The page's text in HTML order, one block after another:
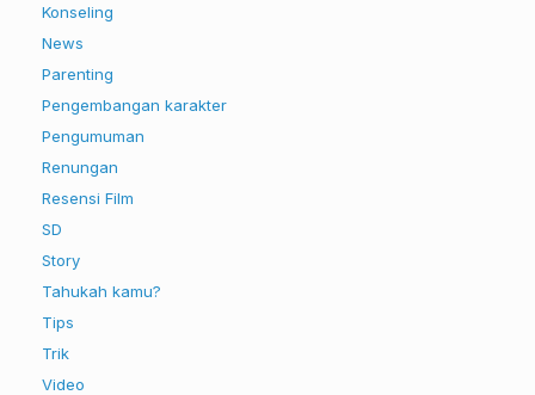
Konseling
News
Parenting
Pengembangan karakter
Pengumuman
Renungan
Resensi Film
SD
Story
Tahukah kamu?
Tips
Trik
Video